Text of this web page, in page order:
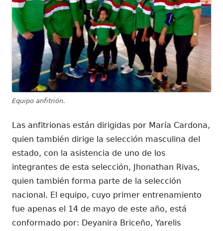
Equipo anfitrión.
Las anfitrionas están dirigidas por María Cardona,
quien también dirige la selección masculina del
estado, con la asistencia de uno de los
integrantes de esta selección, Jhonathan Rivas,
quien también forma parte de la selección
nacional. El equipo, cuyo primer entrenamiento
fue apenas el 14 de mayo de este año, está
conformado por: Deyanira Briceño, Yarelis